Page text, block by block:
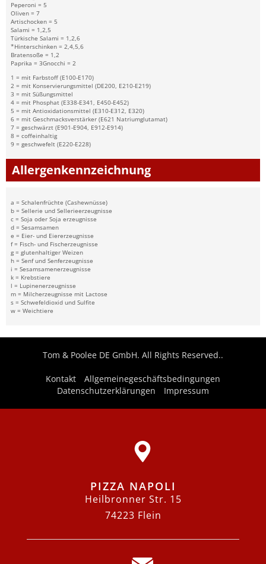
Peperoni = 5
Oliven = 7
Artischocken = 5
Salami = 1,2,5
Türkische Salami = 1,2,6
*Hinterschinken = 2,4,5,6
Bratensoße = 1,2
Paprika = 3Gnocchi = 2
1 = mit Farbstoff (E100-E170)
2 = mit Konservierungsmittel (DE200, E210-E219)
3 = mit Süßungsmittel
4 = mit Phosphat (E338-E341, E450-E452)
5 = mit Antioxidationsmittel (E310-E312, E320)
6 = mit Geschmacksverstärker (E621 Natriumglutamat)
7 = geschwärzt (E901-E904, E912-E914)
8 = coffeinhaltig
9 = geschwefelt (E220-E228)
Allergenkennzeichnung
a = Schalenfrüchte (Cashewnüsse)
b = Sellerie und Sellerieerzeugnisse
c = Soja oder Soja erzeugnisse
d = Sesamsamen
e = Eier- und Eiererzeugnisse
f = Fisch- und Fischerzeugnisse
g = glutenhaltiger Weizen
h = Senf und Senferzeugnisse
i = Sesamsamenerzeugnisse
k = Krebstiere
l = Lupinenerzeugnisse
m = Milcherzeugnisse mit Lactose
s = Schwefeldioxid und Sulfite
w = Weichtiere
Tom & Poolee DE GmbH. All Rights Reserved..
Kontakt
Allgemeinegeschäftsbedingungen
Datenschutzerklärungen
Impressum
PIZZA NAPOLI
Heilbronner Str. 15
74223 Flein